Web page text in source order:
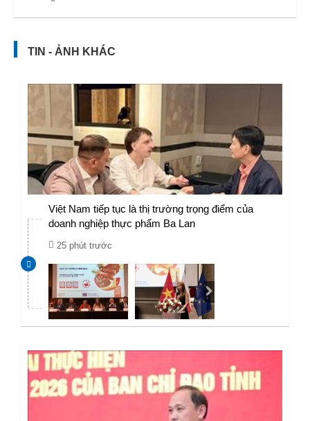
TIN - ẢNH KHÁC
Việt Nam tiếp tục là thị trường trọng điểm của
doanh nghiệp thực phẩm Ba Lan
25 phút trước